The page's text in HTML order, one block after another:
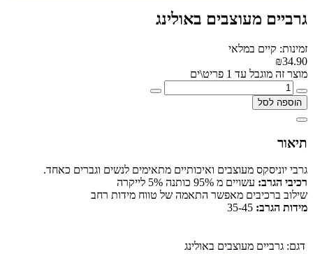
גרביים מעוצבים באולינג
זמינות: קיים במלאי
₪34.90
מוצר זה מוגבל עד 1 פריט\ים
הוספה לסל
תיאור
גרבי יוניסקס מעוצבים ואיכותיים מתאימים לנשים וגברים כאחד.
רכיבי הגרב: עשויים מ 95% כותנה 5% לייקרה
שילוב ברכיבים מאפשר התאמה של טווח מידות רחב
מידות הגרב: 35-45
דגם: גרביים מעוצבים באולינג